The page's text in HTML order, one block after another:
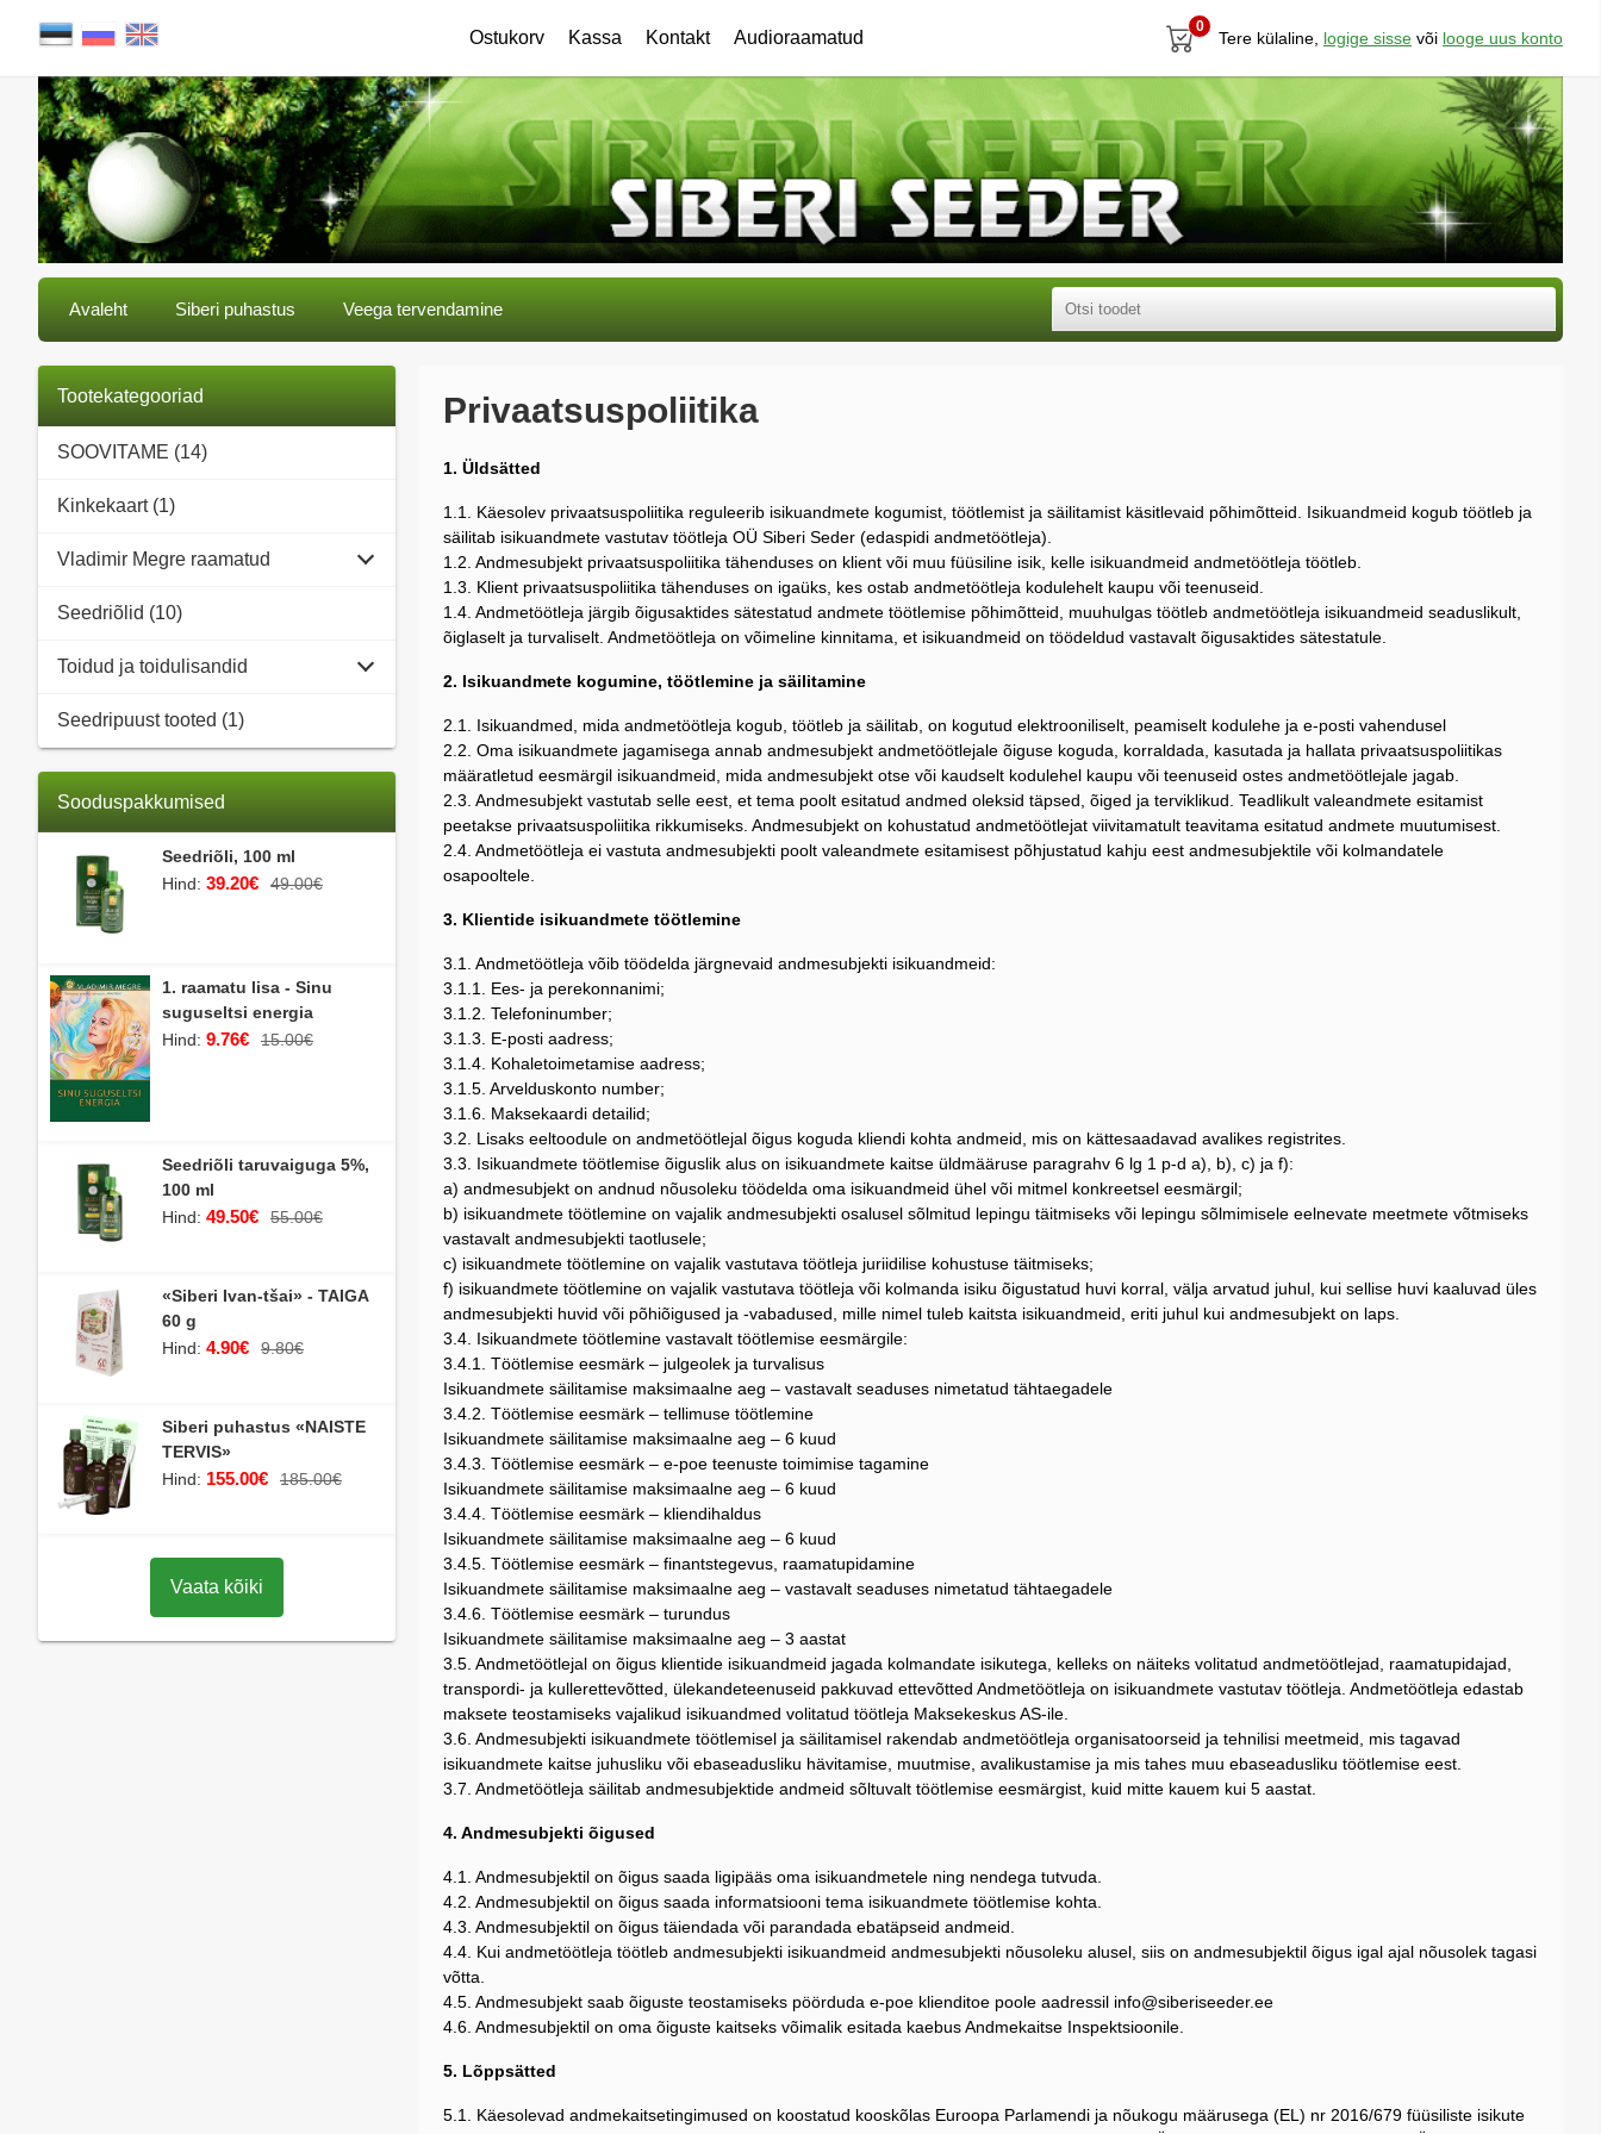
Ostukorv Kassa Kontakt Audioraamatud
0
Tere külaline, logige sisse või looge uus konto
Avaleht Siberi puhastus Veega tervendamine
Tootekategooriad
SOOVITAME (14)
Kinkekaart (1)
Vladimir Megre raamatud
Seedriõlid (10)
Toidud ja toidulisandid
Seedripuust tooted (1)
Sooduspakkumised
Seedriõli, 100 ml
Hind: 39.20€ 49.00€
1. raamatu lisa - Sinu
suguseltsi energia
Hind: 9.76€ 15.00€
Seedriõli taruvaiguga 5%,
100 ml
Hind: 49.50€ 55.00€
«Siberi Ivan-tšai» - TAIGA
60 g
Hind: 4.90€ 9.80€
Siberi puhastus «NAISTE
TERVIS»
Hind: 155.00€ 185.00€
Vaata kõiki
Privaatsuspoliitika
1. Üldsätted
1.1. Käesolev privaatsuspoliitika reguleerib isikuandmete kogumist, töötlemist ja säilitamist käsitlevaid põhimõtteid. Isikuandmeid kogub töötleb ja
säilitab isikuandmete vastutav töötleja OÜ Siberi Seder (edaspidi andmetöötleja).
1.2. Andmesubjekt privaatsuspoliitika tähenduses on klient või muu füüsiline isik, kelle isikuandmeid andmetöötleja töötleb.
1.3. Klient privaatsuspoliitika tähenduses on igaüks, kes ostab andmetöötleja kodulehelt kaupu või teenuseid.
1.4. Andmetöötleja järgib õigusaktides sätestatud andmete töötlemise põhimõtteid, muuhulgas töötleb andmetöötleja isikuandmeid seaduslikult,
õiglaselt ja turvaliselt. Andmetöötleja on võimeline kinnitama, et isikuandmeid on töödeldud vastavalt õigusaktides sätestatule.
2. Isikuandmete kogumine, töötlemine ja säilitamine
2.1. Isikuandmed, mida andmetöötleja kogub, töötleb ja säilitab, on kogutud elektrooniliselt, peamiselt kodulehe ja e-posti vahendusel
2.2. Oma isikuandmete jagamisega annab andmesubjekt andmetöötlejale õiguse koguda, korraldada, kasutada ja hallata privaatsuspoliitikas
määratletud eesmärgil isikuandmeid, mida andmesubjekt otse või kaudselt kodulehel kaupu või teenuseid ostes andmetöötlejale jagab.
2.3. Andmesubjekt vastutab selle eest, et tema poolt esitatud andmed oleksid täpsed, õiged ja terviklikud. Teadlikult valeandmete esitamist
peetakse privaatsuspoliitika rikkumiseks. Andmesubjekt on kohustatud andmetöötlejat viivitamatult teavitama esitatud andmete muutumisest.
2.4. Andmetöötleja ei vastuta andmesubjekti poolt valeandmete esitamisest põhjustatud kahju eest andmesubjektile või kolmandatele
osapooltele.
3. Klientide isikuandmete töötlemine
3.1. Andmetöötleja võib töödelda järgnevaid andmesubjekti isikuandmeid:
3.1.1. Ees- ja perekonnanimi;
3.1.2. Telefoninumber;
3.1.3. E-posti aadress;
3.1.4. Kohaletoimetamise aadress;
3.1.5. Arvelduskonto number;
3.1.6. Maksekaardi detailid;
3.2. Lisaks eeltoodule on andmetöötlejal õigus koguda kliendi kohta andmeid, mis on kättesaadavad avalikes registrites.
3.3. Isikuandmete töötlemise õiguslik alus on isikuandmete kaitse üldmääruse paragrahv 6 lg 1 p-d a), b), c) ja f):
a) andmesubjekt on andnud nõusoleku töödelda oma isikuandmeid ühel või mitmel konkreetsel eesmärgil;
b) isikuandmete töötlemine on vajalik andmesubjekti osalusel sõlmitud lepingu täitmiseks või lepingu sõlmimisele eelnevate meetmete võtmiseks
vastavalt andmesubjekti taotlusele;
c) isikuandmete töötlemine on vajalik vastutava töötleja juriidilise kohustuse täitmiseks;
f) isikuandmete töötlemine on vajalik vastutava töötleja või kolmanda isiku õigustatud huvi korral, välja arvatud juhul, kui sellise huvi kaaluvad üles
andmesubjekti huvid või põhiõigused ja -vabadused, mille nimel tuleb kaitsta isikuandmeid, eriti juhul kui andmesubjekt on laps.
3.4. Isikuandmete töötlemine vastavalt töötlemise eesmärgile:
3.4.1. Töötlemise eesmärk – julgeolek ja turvalisus
Isikuandmete säilitamise maksimaalne aeg – vastavalt seaduses nimetatud tähtaegadele
3.4.2. Töötlemise eesmärk – tellimuse töötlemine
Isikuandmete säilitamise maksimaalne aeg – 6 kuud
3.4.3. Töötlemise eesmärk – e-poe teenuste toimimise tagamine
Isikuandmete säilitamise maksimaalne aeg – 6 kuud
3.4.4. Töötlemise eesmärk – kliendihaldus
Isikuandmete säilitamise maksimaalne aeg – 6 kuud
3.4.5. Töötlemise eesmärk – finantstegevus, raamatupidamine
Isikuandmete säilitamise maksimaalne aeg – vastavalt seaduses nimetatud tähtaegadele
3.4.6. Töötlemise eesmärk – turundus
Isikuandmete säilitamise maksimaalne aeg – 3 aastat
3.5. Andmetöötlejal on õigus klientide isikuandmeid jagada kolmandate isikutega, kelleks on näiteks volitatud andmetöötlejad, raamatupidajad,
transpordi- ja kullerettevõtted, ülekandeteenuseid pakkuvad ettevõtted Andmetöötleja on isikuandmete vastutav töötleja. Andmetöötleja edastab
maksete teostamiseks vajalikud isikuandmed volitatud töötleja Maksekeskus AS-ile.
3.6. Andmesubjekti isikuandmete töötlemisel ja säilitamisel rakendab andmetöötleja organisatoorseid ja tehnilisi meetmeid, mis tagavad
isikuandmete kaitse juhusliku või ebaseadusliku hävitamise, muutmise, avalikustamise ja mis tahes muu ebaseadusliku töötlemise eest.
3.7. Andmetöötleja säilitab andmesubjektide andmeid sõltuvalt töötlemise eesmärgist, kuid mitte kauem kui 5 aastat.
4. Andmesubjekti õigused
4.1. Andmesubjektil on õigus saada ligipääs oma isikuandmetele ning nendega tutvuda.
4.2. Andmesubjektil on õigus saada informatsiooni tema isikuandmete töötlemise kohta.
4.3. Andmesubjektil on õigus täiendada või parandada ebatäpseid andmeid.
4.4. Kui andmetöötleja töötleb andmesubjekti isikuandmeid andmesubjekti nõusoleku alusel, siis on andmesubjektil õigus igal ajal nõusolek tagasi
võtta.
4.5. Andmesubjekt saab õiguste teostamiseks pöörduda e-poe klienditoe poole aadressil info@siberiseeder.ee
4.6. Andmesubjektil on oma õiguste kaitseks võimalik esitada kaebus Andmekaitse Inspektsioonile.
5. Lõppsätted
5.1. Käesolevad andmekaitsetingimused on koostatud kooskõlas Euroopa Parlamendi ja nõukogu määrusega (EL) nr 2016/679 füüsiliste isikute